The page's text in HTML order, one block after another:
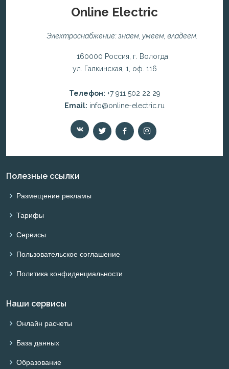
Online Electric
Электроснабжение: знаем, умеем, владеем.
160000 Россия, г. Вологда
ул. Галкинская, 1, оф. 116
Телефон: +7 911 502 22 29
Email: info@online-electric.ru
Полезные ссылки
Размещение рекламы
Тарифы
Сервисы
Пользовательское соглашение
Политика конфиденциальности
Наши сервисы
Онлайн расчеты
База данных
Образование